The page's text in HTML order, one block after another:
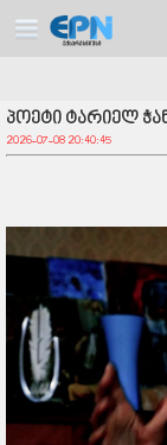
პოეტი ტარიელ
2026-07-08 20:40:45